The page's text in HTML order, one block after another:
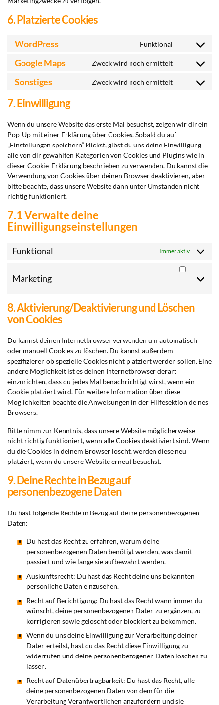
6. Platzierte Cookies
WordPress Funktional
Consent
Google Maps Zweck wird noch ermittelt
Consent
Sonstiges Zweck wird noch ermittelt
Consent
sonstiges
7. Einwilligung
Wenn du unsere Website das erste Mal besuchst, zeigen wir dir ein
Pop-Up mit einer Erklärung über Cookies. Sobald du auf
„Einstellungen speichern“ klickst, gibst du uns deine Einwilligung
alle von dir gewählten Kategorien von Cookies und Plugins wie in
dieser Cookie-Erklärung beschrieben zu verwenden. Du kannst die
Verwendung von Cookies über deinen Browser deaktivieren, aber
bitte beachte, dass unsere Website dann unter Umständen nicht
richtig funktioniert.
7.1 Verwalte deine
Einwilligungseinstellungen
Funktional Immer aktiv
Marketing
8. Aktivierung/Deaktivierung und Löschen
von Cookies
Du kannst deinen Internetbrowser verwenden um automatisch
oder manuell Cookies zu löschen. Du kannst außerdem
spezifizieren ob spezielle Cookies nicht platziert werden sollen. Eine
andere Möglichkeit ist es deinen Internetbrowser derart
einzurichten, dass du jedes Mal benachrichtigt wirst, wenn ein
Cookie platziert wird. Für weitere Information über diese
Möglichkeiten beachte die Anweisungen in der Hilfesektion deines
Browsers.
Bitte nimm zur Kenntnis, dass unsere Website möglicherweise
nicht richtig funktioniert, wenn alle Cookies deaktiviert sind. Wenn
du die Cookies in deinem Browser löscht, werden diese neu
platziert, wenn du unsere Website erneut besuchst.
9. Deine Rechte in Bezug auf
personenbezogene Daten
Du hast folgende Rechte in Bezug auf deine personenbezogenen
Daten:
Du hast das Recht zu erfahren, warum deine
personenbezogenen Daten benötigt werden, was damit
passiert und wie lange sie aufbewahrt werden.
Auskunftsrecht: Du hast das Recht deine uns bekannten
persönliche Daten einzusehen.
Recht auf Berichtigung: Du hast das Recht wann immer du
wünscht, deine personenbezogenen Daten zu ergänzen, zu
korrigieren sowie gelöscht oder blockiert zu bekommen.
Wenn du uns deine Einwilligung zur Verarbeitung deiner
Daten erteilst, hast du das Recht diese Einwilligung zu
widerrufen und deine personenbezogenen Daten löschen zu
lassen.
Recht auf Datenübertragbarkeit: Du hast das Recht, alle
deine personenbezogenen Daten von dem für die
Verarbeitung Verantwortlichen anzufordern und sie